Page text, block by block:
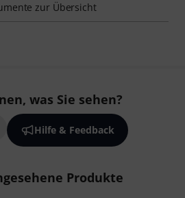
zur Übersicht
was Sie sehen?
Hilfe & Feedback
Produkte